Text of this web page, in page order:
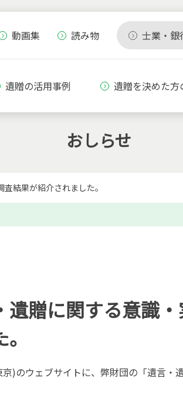
動画集 読み物 士業・銀
遺贈の活用事例 遺贈を決めた方
おしらせ
結果が紹介されました。
遺贈に関する意識
)のウェブサイトに、弊財団の「遺言・